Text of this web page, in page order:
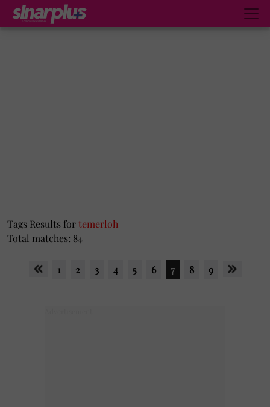
Tags Results for temerloh
Total matches: 84
1 2 3 4 5 6 7 8 9